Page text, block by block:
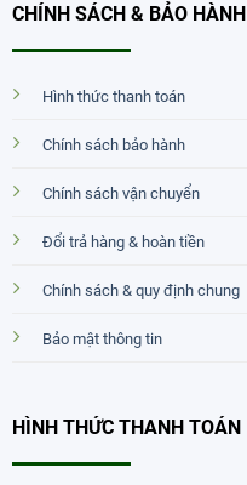
CHÍNH SÁCH & BẢO HÀNH
Hình thức thanh toán
Chính sách bảo hành
Chính sách vận chuyển
Đổi trả hàng & hoàn tiền
Chính sách & quy định chung
Bảo mật thông tin
HÌNH THỨC THANH TOÁN